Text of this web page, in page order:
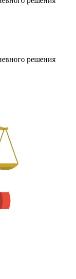
решения